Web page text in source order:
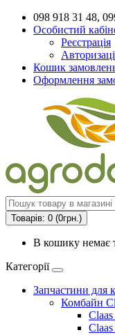
098 918 31 48,
Особистий
Реєстрація
Кошик
Оформлення
Товарів: 0 (0грн.)
В кошику немає
Категорії
Запчастини для
Комбайн